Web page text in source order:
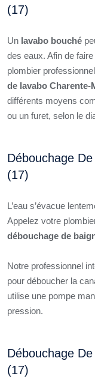
(17)
Un lavabo bouché
des eaux. Afin de
plombier
de lavabo Charente-
différents moyens
ou un furet, selon le
Débouchage
(17)
L’eau s’évacue
Appelez votre
débouchage de
Notre professionnel
pour déboucher la
utilise une pompe
pression.
Débouchage
(17)